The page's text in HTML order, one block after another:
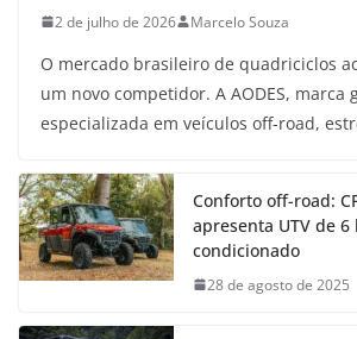
2 de julho de 2026 Marcelo Souza
O mercado brasileiro de quadriciclos
um novo competidor. A AODES, marca
especializada em veículos off-road,
Conforto off-road:
apresenta UTV de
condicionado
28 de agosto de 2025